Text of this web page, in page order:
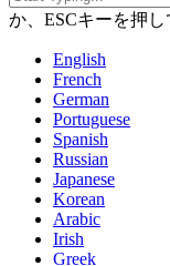
か、ESCキーを押
English
French
German
Portuguese
Spanish
Russian
Japanese
Korean
Arabic
Irish
Greek